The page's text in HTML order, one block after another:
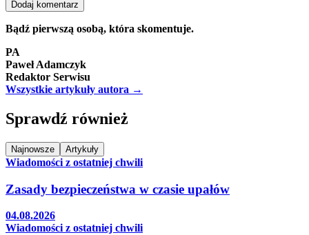
Dodaj komentarz
Bądź pierwszą osobą, która skomentuje.
PA
Paweł Adamczyk
Redaktor Serwisu
Wszystkie artykuły autora →
Sprawdź również
Najnowsze Artykuły
Wiadomości z ostatniej chwili
Zasady bezpieczeństwa w czasie upałów
04.08.2026
Wiadomości z ostatniej chwili